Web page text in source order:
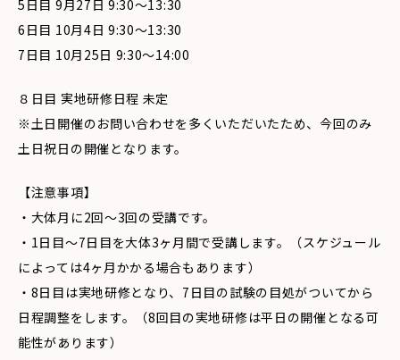
5日目 9月27日 9:30〜13:30
6日目 10月4日 9:30〜13:30
7日目 10月25日 9:30〜14:00
８日目 実地研修日程 未定
※土日開催のお問い合わせを多くいただいたため、今回のみ
土日祝日の開催となります。
【注意事項】
・大体月に2回〜3回の受講です。
・1日目〜7日目を大体3ヶ月間で受講します。（スケジュール
によっては4ヶ月かかる場合もあります）
・8日目は実地研修となり、7日目の試験の目処がついてから
日程調整をします。（8回目の実地研修は平日の開催となる可
能性があります）